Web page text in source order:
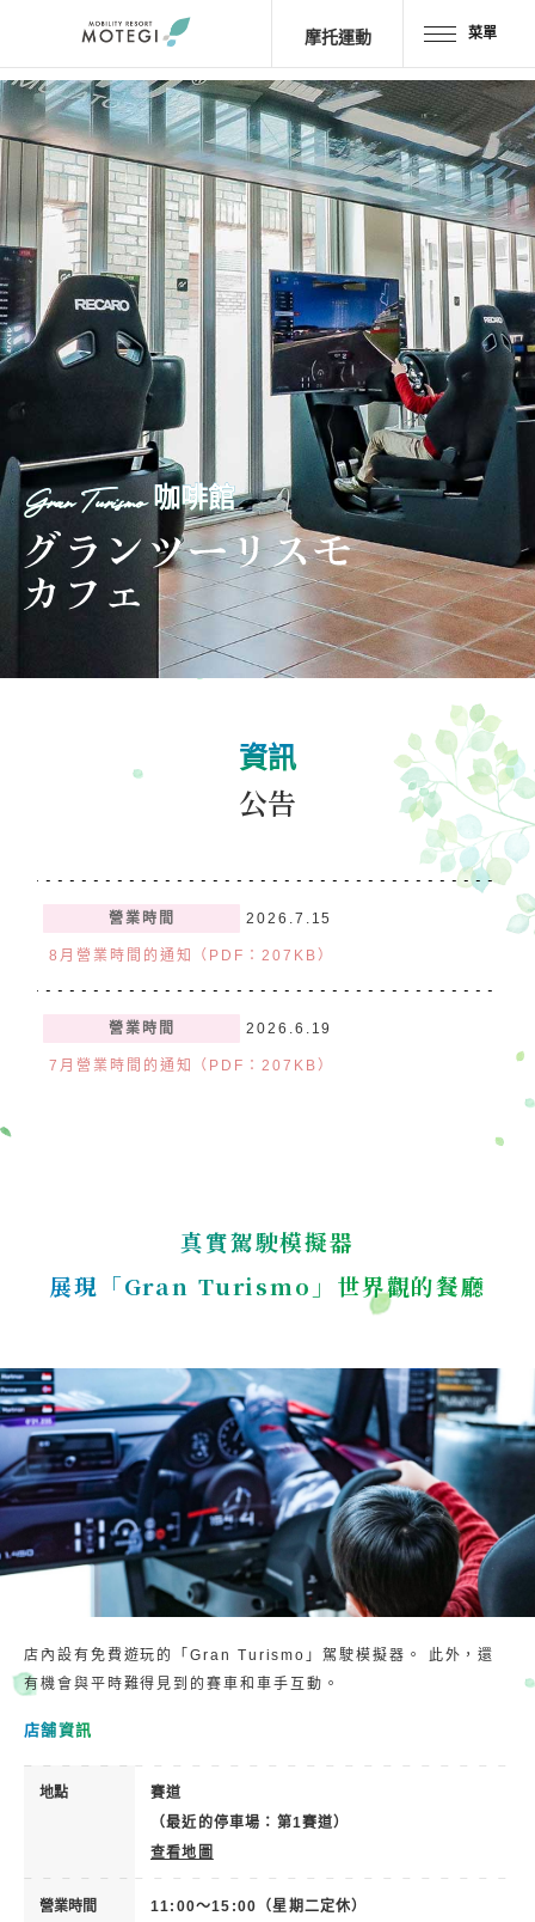
摩托運動 菜單
首頁 JP EN CH
區域・設施
景點・活動
運動
露營
餐廳
商品＆
活動
Gran Turismo 咖啡館
資訊
公告
營業時間 2026.7.15
8月營業時間的通知（PDF：207KB）
營業時間 2026.6.19
7月營業時間的通知（PDF：207KB）
真實駕駛模擬器
展現「Gran Turismo」世界觀的餐廳
店內設有免費遊玩的「Gran Turismo」駕駛模擬器。 此外，還
有機會與平時難得見到的賽車和車手互動。
店舗資訊
地點 賽道
（最近的停車場：第1賽道）
查看地圖
營業時間 11:00～15:00（星期二定休）